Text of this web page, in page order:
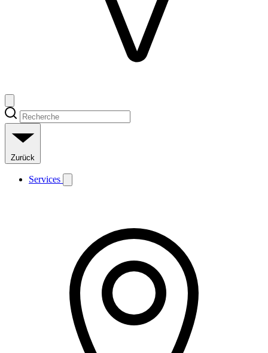
Zurück
Services